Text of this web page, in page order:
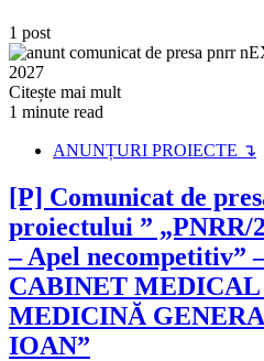
1 post
Citește mai mult
1 minute read
ANUNȚURI PROIECTE ↴
[P] Comunicat de
proiectului ” „PNRR/
– Apel necompetitiv”
CABINET
MEDICINĂ
IOAN”